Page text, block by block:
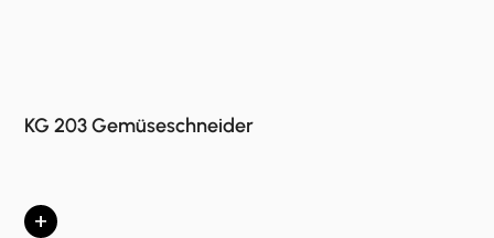
KG 203 Gemüseschneider
+